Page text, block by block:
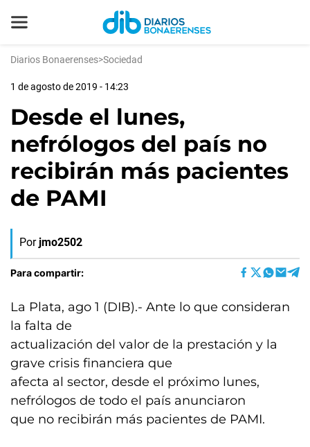
Diarios Bonaerenses>Sociedad
1 de agosto de 2019 - 14:23
Desde el lunes,
nefrólogos del país no
recibirán más pacientes
de PAMI
Por jmo2502
Para compartir:
La Plata, ago 1 (DIB).- Ante lo que consideran
la falta de
actualización del valor de la prestación y la
grave crisis financiera que
afecta al sector, desde el próximo lunes,
nefrólogos de todo el país anunciaron
que no recibirán más pacientes de PAMI.